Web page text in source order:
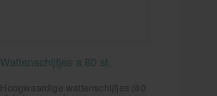
Wattenschijfjes a 80 st.
Hoogwaardige wattenschijfjes (80